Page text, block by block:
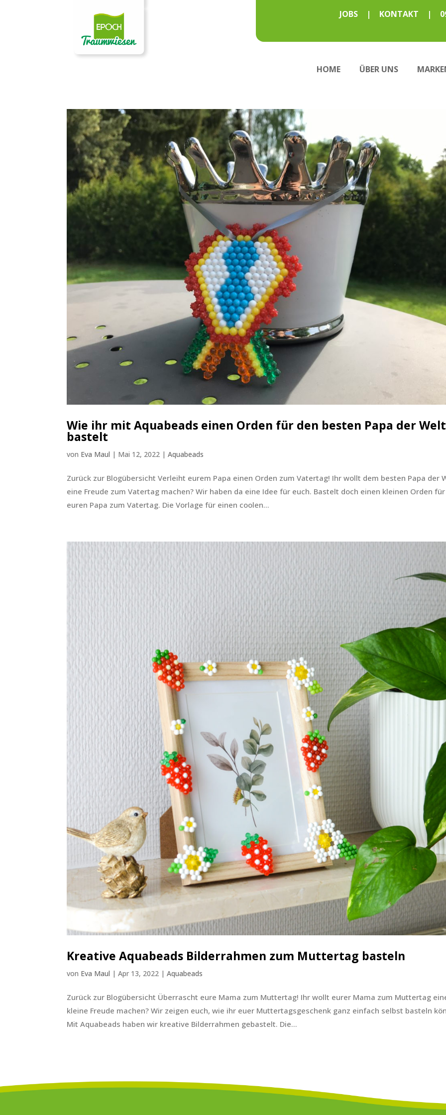
JOBS | KONTAKT |
HOME ÜBER UNS
Wie ihr mit Aquabeads einen Orden für den besten Papa der Welt
bastelt
von Eva Maul | Mai 12, 2022 |Aquabeads
Zurück zur Blogübersicht Verleiht eurem Papa einen Orden zum Vatertag! Ihr wollt dem besten Papa der
eine Freude zum Vatertag machen? Wir haben da eine Idee für euch. Bastelt doch einen kleinen Orden für
euren Papa zum Vatertag. Die Vorlage für einen coolen...
Kreative Aquabeads Bilderrahmen zum Muttertag basteln
von Eva Maul |Apr 13, 2022 |Aquabeads
Zurück zur Blogübersicht Überrascht eure Mama zum Muttertag! Ihr wollt eurer Mama zum Muttertag
kleine Freude machen? Wir zeigen euch, wie ihr euer Muttertagsgeschenk ganz einfach selbst basteln
Mit Aquabeads haben wir kreative Bilderrahmen gebastelt. Die...